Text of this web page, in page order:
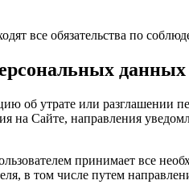
все обязательства по
данных
об утрате или разглашении
на Сайте, направления
принимает все
в том числе путем